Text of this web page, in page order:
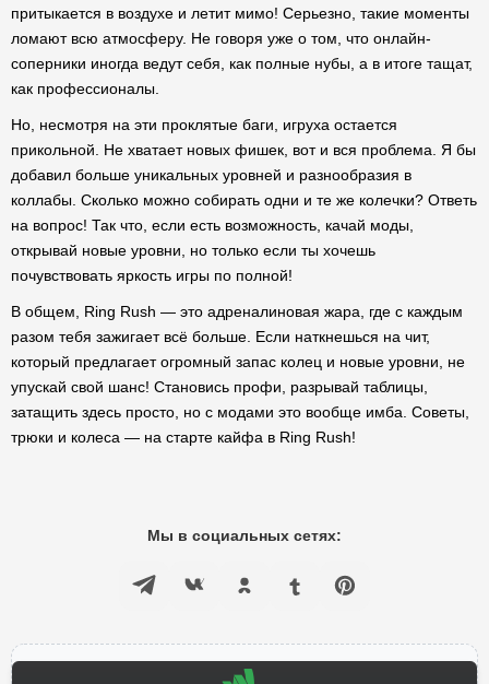
притыкается в воздухе и летит мимо! Серьезно, такие моменты
ломают всю атмосферу. Не говоря уже о том, что онлайн-
соперники иногда ведут себя, как полные нубы, а в итоге тащат,
как профессионалы.
Но, несмотря на эти проклятые баги, игруха остается
прикольной. Не хватает новых фишек, вот и вся проблема. Я бы
добавил больше уникальных уровней и разнообразия в
коллабы. Сколько можно собирать одни и те же колечки? Ответь
на вопрос! Так что, если есть возможность, качай моды,
открывай новые уровни, но только если ты хочешь
почувствовать яркость игры по полной!
В общем, Ring Rush — это адреналиновая жара, где с каждым
разом тебя зажигает всё больше. Если наткнешься на чит,
который предлагает огромный запас колец и новые уровни, не
упускай свой шанс! Становись профи, разрывай таблицы,
затащить здесь просто, но с модами это вообще имба. Советы,
трюки и колеса — на старте кайфа в Ring Rush!
Мы в социальных сетях: